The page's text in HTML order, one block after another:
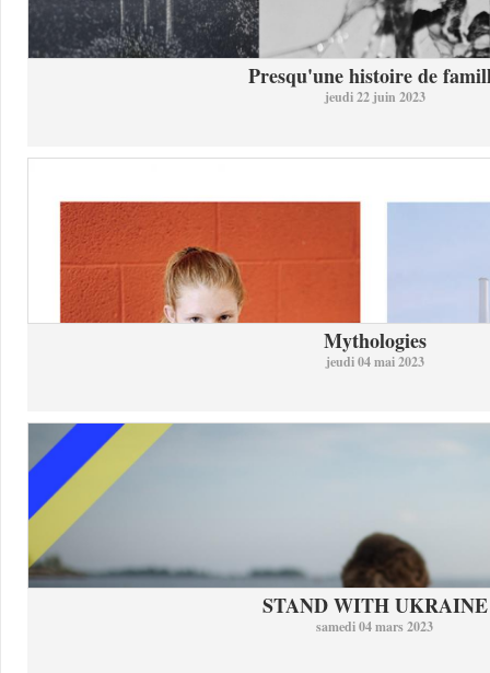
Presqu'une histoire de
jeudi 22 juin 2023
Mythologies
jeudi 04 mai 2023
STAND WITH UKRAINE
samedi 04 mars 2023